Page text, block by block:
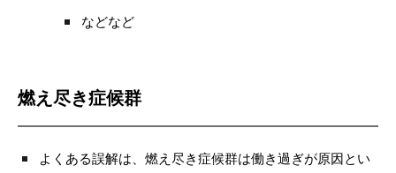
などなど
燃え尽き症候群
よくある誤解は、燃え尽き症候群は働き過ぎが原因とい